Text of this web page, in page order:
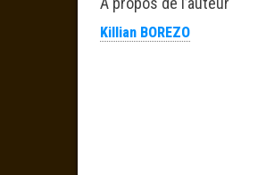
Killian BOREZO